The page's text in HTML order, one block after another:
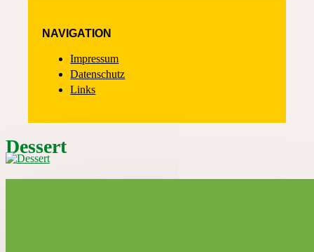
NAVIGATION
Impressum
Datenschutz
Links
Dessert